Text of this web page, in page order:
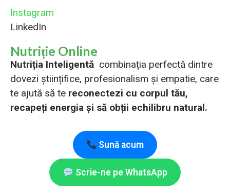
Instagram
LinkedIn
Nutriție Online
Nutriția Inteligentă combinația perfectă dintre
dovezi științifice, profesionalism și empatie, care
te ajută să te reconectezi cu corpul tău,
recapeți energia și să obții echilibru natural.
Sună acum
Scrie-ne pe WhatsApp